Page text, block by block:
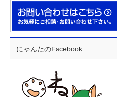
にゃんたのFacebook